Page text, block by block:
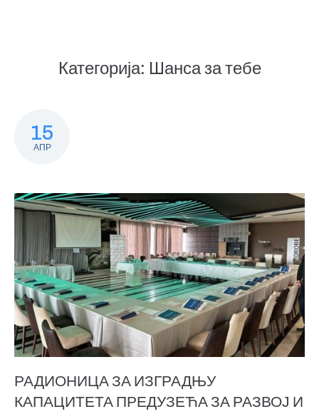
Категорија: Шанса за тебе
15
АПР
РАДИОНИЦА ЗА ИЗГРАДЊУ
КАПАЦИТЕТА ПРЕДУЗЕЋА ЗА РАЗВОЈ И